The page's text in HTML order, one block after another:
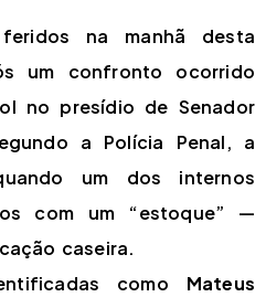
na manhã desta
um confronto ocorrido
no presídio de Senador
a Polícia Penal, a
um dos internos
com um “estoque” —
caseira.
como Mateus